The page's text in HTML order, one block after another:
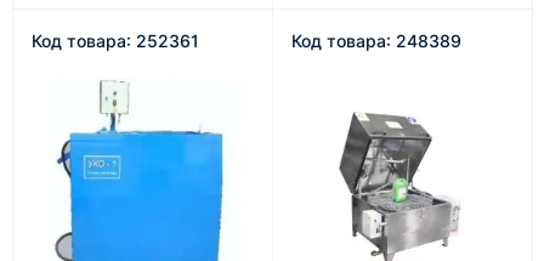
Код товара: 252361 Код товара: 248389